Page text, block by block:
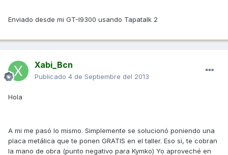
Enviado desde mi GT-I9300 usando Tapatalk 2
Xabi_Bcn
Publicado 4 de Septiembre del 2013
Hola
A mi me pasó lo mismo. Simplemente se solucionó poniendo una
placa metálica que te ponen GRATIS en el taller. Eso si, te cobran
la mano de obra (punto negativo para Kymko) Yo aproveché en